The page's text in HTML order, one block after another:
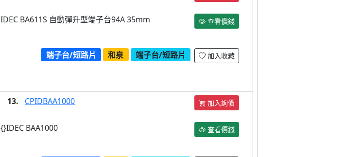
IDEC BA611S 自動彈升型端子台94A 35mm 查看價錢
端子台/短路片 和泉 端子台/短路片 加入收藏
13. CPIDBAA1000 加入詢價
{}IDEC BAA1000 查看價錢